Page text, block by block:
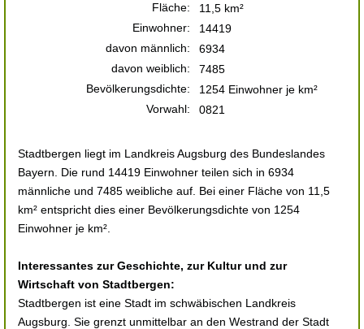
Fläche:
11,5 km²
Einwohner:
14419
davon männlich:
6934
davon weiblich:
7485
Bevölkerungsdichte:
1254 Einwohner je km²
Vorwahl:
0821
Stadtbergen liegt im Landkreis Augsburg des Bundeslandes
Bayern. Die rund 14419 Einwohner teilen sich in 6934
männliche und 7485 weibliche auf. Bei einer Fläche von 11,5
km² entspricht dies einer Bevölkerungsdichte von 1254
Einwohner je km².
Interessantes zur Geschichte, zur Kultur und zur
Wirtschaft von Stadtbergen:
Stadtbergen ist eine Stadt im schwäbischen Landkreis
Augsburg. Sie grenzt unmittelbar an den Westrand der Stadt